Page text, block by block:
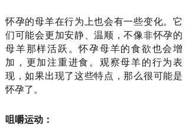
怀孕的母羊在行为上也会有一些变化。它
们可能会更加安静、温顺，不像非怀孕的
母羊那样活跃。怀孕母羊的食欲也会增
加，更加注重进食。观察母羊的行为表
现，如果出现了这些特点，那么很可能是
怀孕了。
咀嚼运动：